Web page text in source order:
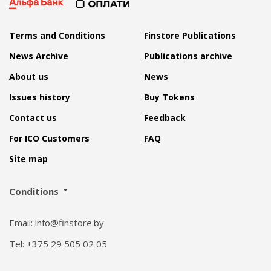
Terms and Conditions
Finstore Publications
News Archive
Publications archive
About us
News
Issues history
Buy Tokens
Contact us
Feedback
For ICO Customers
FAQ
Site map
Conditions
Email: info@finstore.by
Tel: +375 29 505 02 05